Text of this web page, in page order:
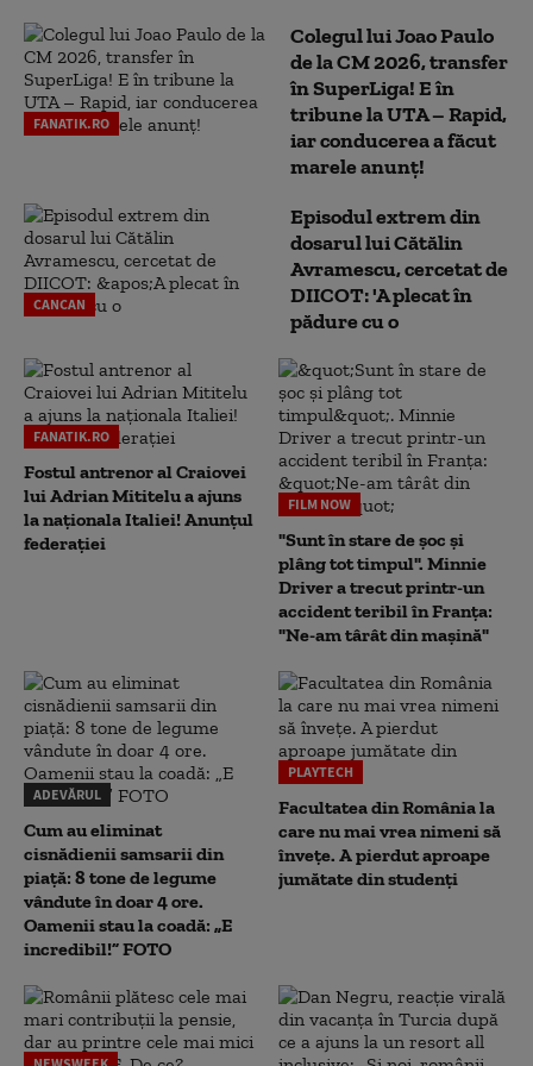
FANATIK.RO
Colegul lui Joao Paulo
de la CM 2026, transfer
în SuperLiga! E în
tribune la UTA – Rapid,
iar conducerea a făcut
marele anunț!
CANCAN
Episodul extrem din
dosarul lui Cătălin
Avramescu, cercetat de
DIICOT: 'A plecat în
pădure cu o
FANATIK.RO
Fostul antrenor al Craiovei
lui Adrian Mititelu a ajuns
la naționala Italiei! Anunțul
federației
FILM NOW
"Sunt în stare de șoc și
plâng tot timpul". Minnie
Driver a trecut printr-un
accident teribil în Franța:
"Ne-am târât din mașină"
ADEVĂRUL
Cum au eliminat
cisnădienii samsarii din
piață: 8 tone de legume
vândute în doar 4 ore.
Oamenii stau la coadă: „E
incredibil!” FOTO
PLAYTECH
Facultatea din România la
care nu mai vrea nimeni să
înveţe. A pierdut aproape
jumătate din studenţi
NEWSWEEK